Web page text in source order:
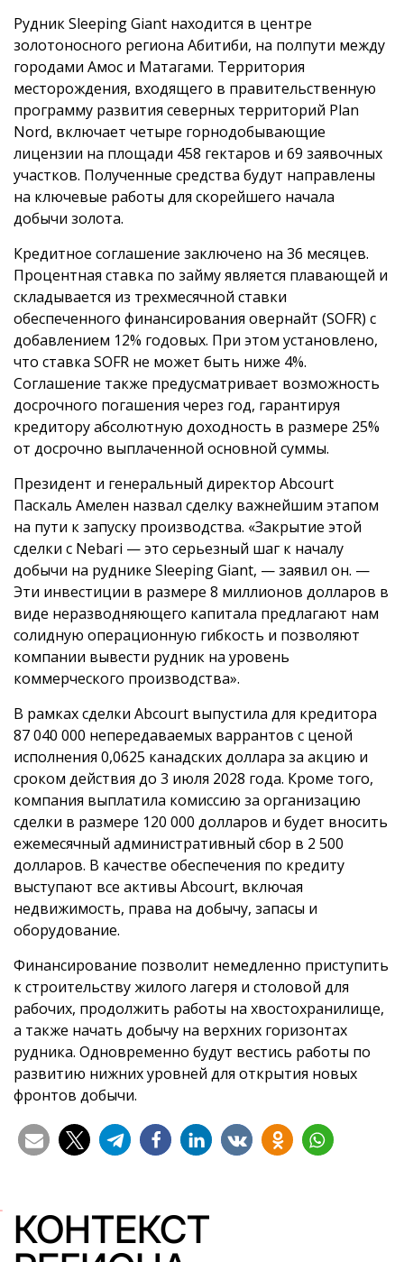
Рудник Sleeping Giant находится в центре
золотоносного региона Абитиби, на полпути между
городами Амос и Матагами. Территория
месторождения, входящего в правительственную
программу развития северных территорий Plan
Nord, включает четыре горнодобывающие
лицензии на площади 458 гектаров и 69 заявочных
участков. Полученные средства будут направлены
на ключевые работы для скорейшего начала
добычи золота.
Кредитное соглашение заключено на 36 месяцев.
Процентная ставка по займу является плавающей и
складывается из трехмесячной ставки
обеспеченного финансирования овернайт (SOFR) с
добавлением 12% годовых. При этом установлено,
что ставка SOFR не может быть ниже 4%.
Соглашение также предусматривает возможность
досрочного погашения через год, гарантируя
кредитору абсолютную доходность в размере 25%
от досрочно выплаченной основной суммы.
Президент и генеральный директор Abcourt
Паскаль Амелен назвал сделку важнейшим этапом
на пути к запуску производства. «Закрытие этой
сделки с Nebari — это серьезный шаг к началу
добычи на руднике Sleeping Giant, — заявил он. —
Эти инвестиции в размере 8 миллионов долларов в
виде неразводняющего капитала предлагают нам
солидную операционную гибкость и позволяют
компании вывести рудник на уровень
коммерческого производства».
В рамках сделки Abcourt выпустила для кредитора
87 040 000 непередаваемых варрантов с ценой
исполнения 0,0625 канадских доллара за акцию и
сроком действия до 3 июля 2028 года. Кроме того,
компания выплатила комиссию за организацию
сделки в размере 120 000 долларов и будет вносить
ежемесячный административный сбор в 2 500
долларов. В качестве обеспечения по кредиту
выступают все активы Abcourt, включая
недвижимость, права на добычу, запасы и
оборудование.
Финансирование позволит немедленно приступить
к строительству жилого лагеря и столовой для
рабочих, продолжить работы на хвостохранилище,
а также начать добычу на верхних горизонтах
рудника. Одновременно будут вестись работы по
развитию нижних уровней для открытия новых
фронтов добычи.
КОНТЕКСТ